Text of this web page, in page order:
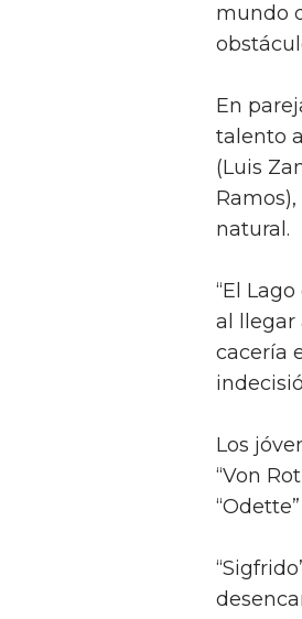
mundo
En
talento
(Luis
natural.
“El
al llegar
cacería
Los
“Von